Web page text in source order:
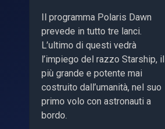
Il programma Polaris Dawn
prevede in tutto tre lanci.
L’ultimo di questi vedrà
l’impiego del razzo Starship, il
più grande e potente mai
costruito dall’umanità, nel suo
primo volo con astronauti a
bordo.